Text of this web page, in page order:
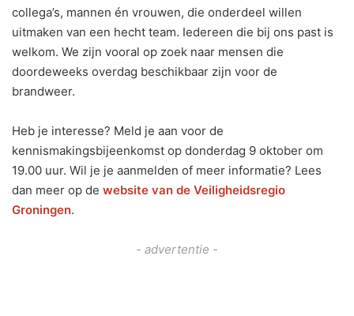
collega’s, mannen én vrouwen, die onderdeel willen
uitmaken van een hecht team. Iedereen die bij ons past is
welkom. We zijn vooral op zoek naar mensen die
doordeweeks overdag beschikbaar zijn voor de
brandweer.
Heb je interesse? Meld je aan voor de
kennismakingsbijeenkomst op donderdag 9 oktober om
19.00 uur. Wil je je aanmelden of meer informatie? Lees
dan meer op de website van de Veiligheidsregio
Groningen.
- advertentie -